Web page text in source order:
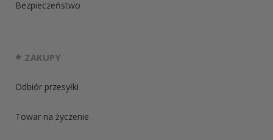
Bezpieczeństwo
ZAKUPY
Odbiór przesyłki
Towar na życzenie